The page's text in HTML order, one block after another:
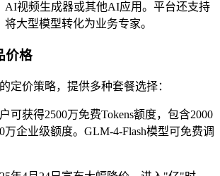
AI视频生成器或其他AI应用。平台还支持
大型模型转化为业务专家。
价格
定价策略，提供多种套餐选择：
可获得2500万免费Tokens额度，包含2000
万企业级额度。GLM-4-Flash模型可免费调